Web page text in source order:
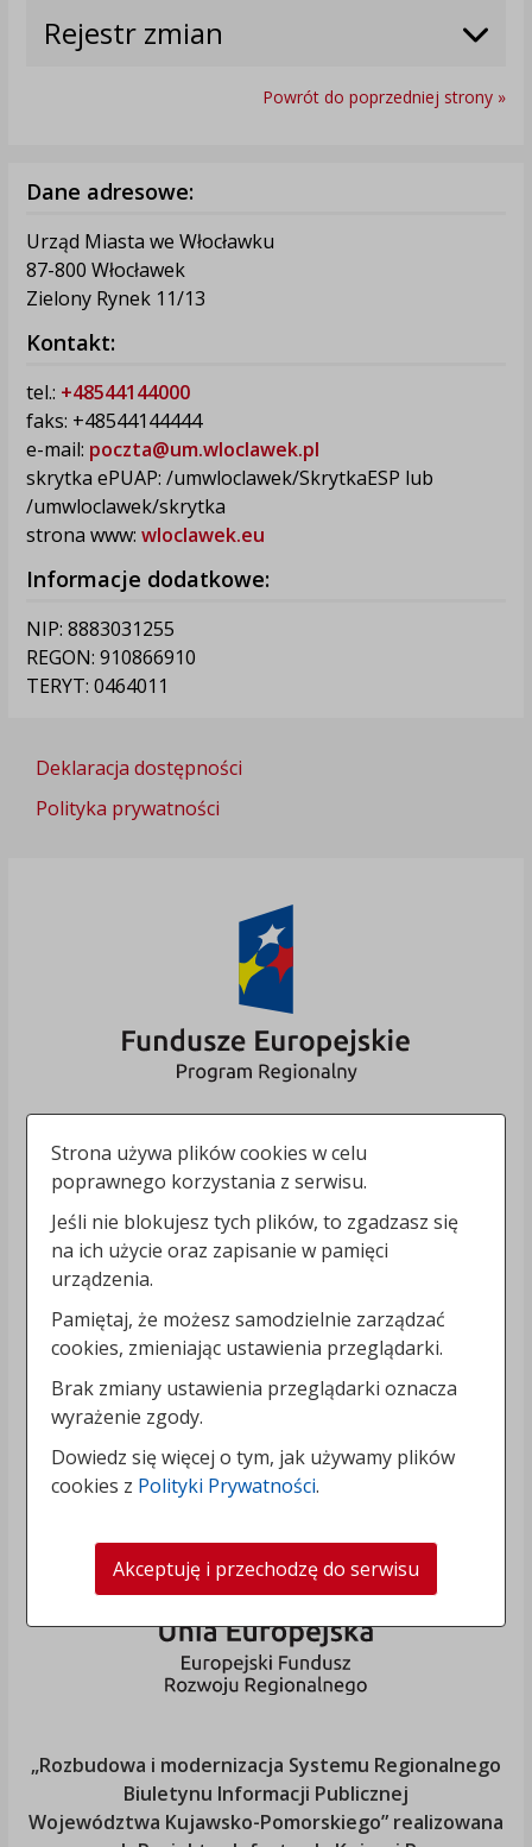
Rejestr zmian
Powrót do poprzedniej strony »
Dane adresowe:
Urząd Miasta we Włocławku
87-800 Włocławek
Zielony Rynek 11/13
Kontakt:
tel.: +48544144000
faks: +48544144444
e-mail: poczta@um.wloclawek.pl
skrytka ePUAP: /umwloclawek/SkrytkaESP lub
/umwloclawek/skrytka
strona www: wloclawek.eu
Informacje dodatkowe:
NIP: 8883031255
REGON: 910866910
TERYT: 0464011
Deklaracja dostępności
Polityka prywatności
„Rozbudowa i modernizacja Systemu Regionalnego
Biuletynu Informacji Publicznej
Województwa Kujawsko-Pomorskiego” realizowana
Strona używa plików cookies w celu
poprawnego korzystania z serwisu.
Jeśli nie blokujesz tych plików, to zgadzasz się
na ich użycie oraz zapisanie w pamięci
urządzenia.
Pamiętaj, że możesz samodzielnie zarządzać
cookies, zmieniając ustawienia przeglądarki.
Brak zmiany ustawienia przeglądarki oznacza
wyrażenie zgody.
Dowiedz się więcej o tym, jak używamy plików
cookies z Polityki Prywatności.
Akceptuję i przechodzę do serwisu